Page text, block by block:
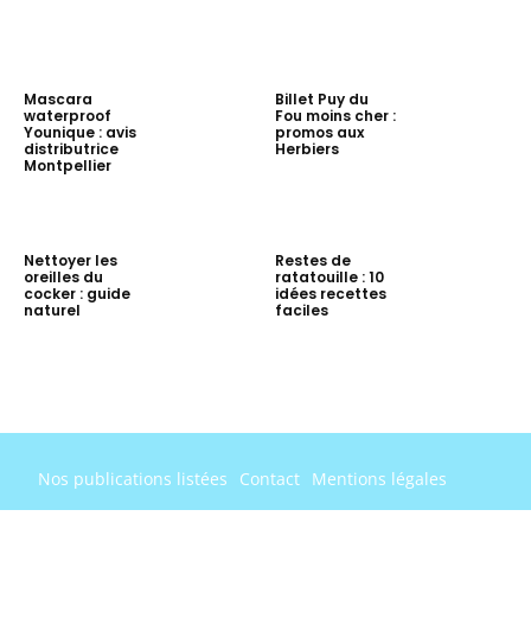
Mascara
waterproof
Younique : avis
distributrice
Montpellier
Billet Puy du
Fou moins cher :
promos aux
Herbiers
Nettoyer les
oreilles du
cocker : guide
naturel
Restes de
ratatouille : 10
idées recettes
faciles
Nos publications listées Contact Mentions légales